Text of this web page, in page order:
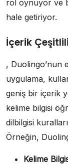
rol oynuyor ve
hale getiriyor.
İçerik
, Duolingo’nun
uygulama,
geniş bir içerik
kelime bilgisi
dilbilgisi
Örneğin,
Kelime